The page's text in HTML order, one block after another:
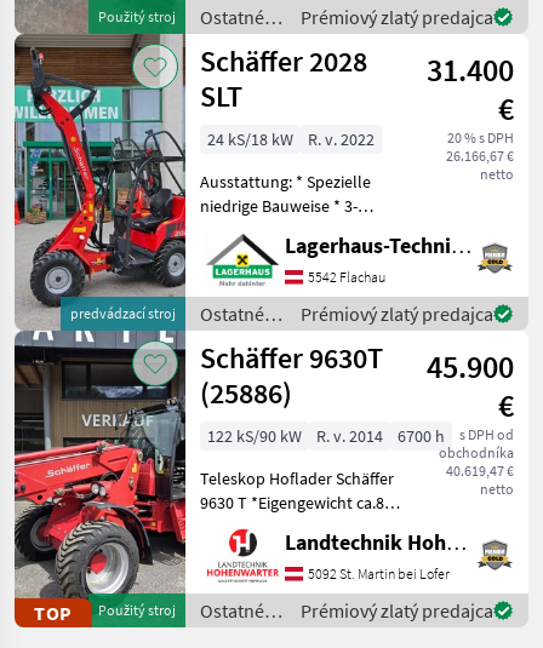
Použitý stroj
KUBOTA a pneumatikami.
Kolesá s mriež
Ostatné
poľnohospodárske
silové
stroje /
Aebi
Prémiový zlatý predajca
predvádzací stroj
Schäffer 2028
SLT
31.400
€
20 % s DPH
26.166,67 €
netto
24 kS/18 kW
R. v. 2022
Ausstattung: * Spezielle
niedrige Bauweise * 3-
Zylinder-Dieselmotor
Kubota D1105 18, 5 kW (25
PS) * Hydrostatischer
Allradantrieb mit
automotiver Steuerung *
Be
Lagerhaus-Technik Flachau
5542 Flachau
Ostatné
poľnohospodárske
silové
stroje /
Schäffer
Prémiový zlatý predajca
TOP Použitý stroj
Schäffer 9630T
(25886)
45.900
€
s DPH od
obchodníka
40.619,47 €
netto
122 kS/90 kW R. v. 2014
6700 h
Teleskop Hoflader Schäffer
9630 T *Eigengewicht ca.8 t
*Bereifung 400/55-22, 5
*Kipplast 4200 kg
*Radstand 2.52 m
*Fahrgeschwindigkeit 20
km/h *Wenderadius innen
Landtechnik Hohenwarter GmbH
5092 St. Martin bei Lofer
Ostatné
poľnohospodárske
Prémiový zlatý predajca